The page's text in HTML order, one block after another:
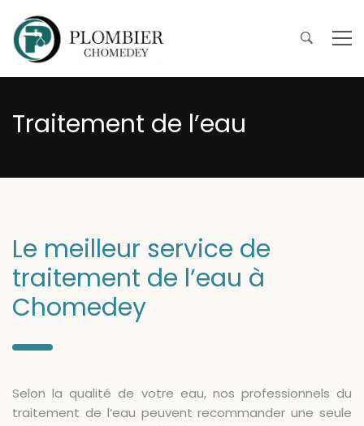
Traitement de l’eau
Le meilleur service de
traitement de l’eau à
Chomedey
Selon la qualité de votre eau, nos professionnels du
traitement de l’eau peuvent recommander une seule